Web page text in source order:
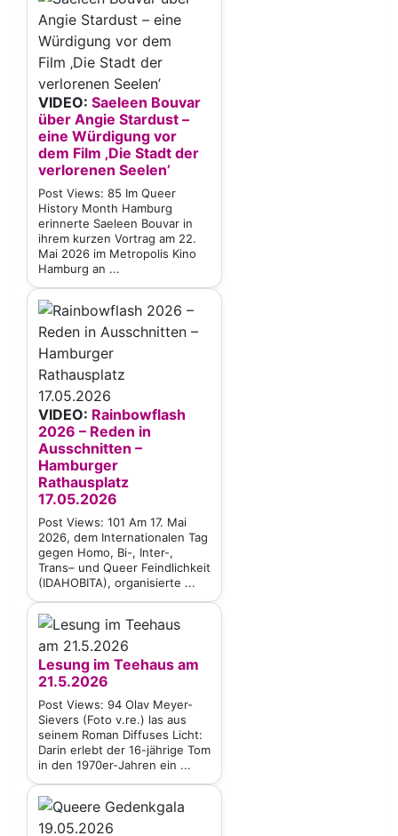
VIDEO: Saeleen Bouvar
über Angie Stardust –
eine Würdigung vor
dem Film ‚Die Stadt der
verlorenen Seelen’
Post Views: 85 Im Queer
History Month Hamburg
erinnerte Saeleen Bouvar in
ihrem kurzen Vortrag am 22.
Mai 2026 im Metropolis Kino
Hamburg an ...
VIDEO: Rainbowflash
2026 – Reden in
Ausschnitten –
Hamburger
Rathausplatz
17.05.2026
Post Views: 101 Am 17. Mai
2026, dem Internationalen Tag
gegen Homo, Bi-, Inter-,
Trans– und Queer Feindlichkeit
(IDAHOBITA), organisierte ...
Lesung im Teehaus am
21.5.2026
Post Views: 94 Olav Meyer-
Sievers (Foto v.re.) las aus
seinem Roman Diffuses Licht:
Darin erlebt der 16-jährige Tom
in den 1970er-Jahren ein ...